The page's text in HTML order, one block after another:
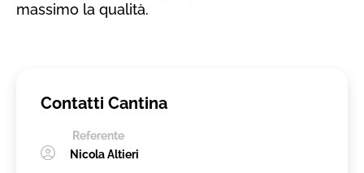
massimo la qualità.
Contatti Cantina
Referente
Nicola Altieri